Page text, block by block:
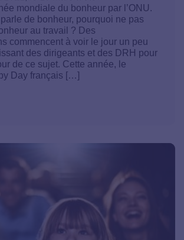
mondiale du bonheur par l’ONU.
de bonheur, pourquoi ne pas
au travail ? Des
commencent à voir le jour un peu
des dirigeants et des DRH pour
de ce sujet. Cette année, le
Day français […]